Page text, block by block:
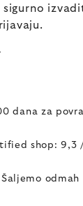
dana za
shop: 9,3
Šaljemo odmah